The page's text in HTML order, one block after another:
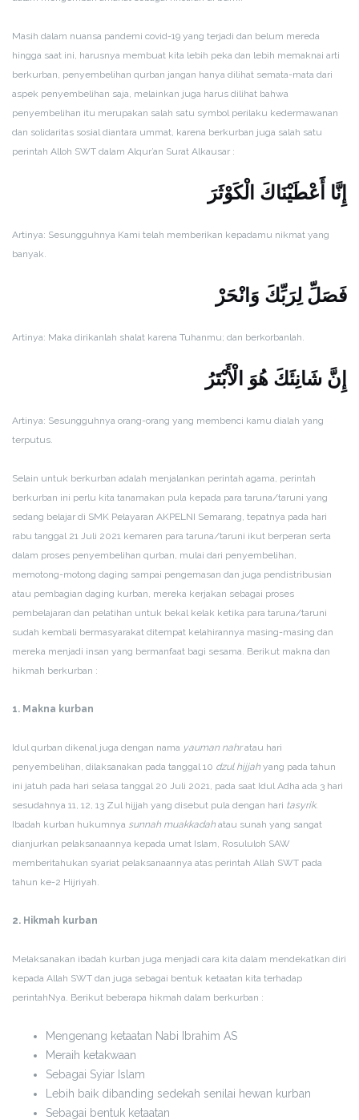
Masih dalam nuansa pandemi covid-19 yang terjadi dan belum mereda
hingga saat ini, harusnya membuat kita lebih peka dan lebih memaknai arti
berkurban, penyembelihan qurban jangan hanya dilihat semata-mata dari
aspek penyembelihan saja, melainkan juga harus dilihat bahwa
penyembelihan itu merupakan salah satu symbol perilaku kedermawanan
dan solidaritas sosial diantara ummat, karena berkurban juga salah satu
perintah Alloh SWT dalam Alqur’an Surat Alkausar :
إِنَّا أَعْطَيْنَاكَ الْكَوْثَرَ
Artinya: Sesungguhnya Kami telah memberikan kepadamu nikmat yang
banyak.
فَصَلِّ لِرَبِّكَ وَانْحَرْ
Artinya: Maka dirikanlah shalat karena Tuhanmu; dan berkorbanlah.
إِنَّ شَانِئَكَ هُوَ الْأَبْتَرُ
Artinya: Sesungguhnya orang-orang yang membenci kamu dialah yang
terputus.
Selain untuk berkurban adalah menjalankan perintah agama, perintah
berkurban ini perlu kita tanamakan pula kepada para taruna/taruni yang
sedang belajar di SMK Pelayaran AKPELNI Semarang, tepatnya pada hari
rabu tanggal 21 Juli 2021 kemaren para taruna/taruni ikut berperan serta
dalam proses penyembelihan qurban, mulai dari penyembelihan,
memotong-motong daging sampai pengemasan dan juga pendistribusian
atau pembagian daging kurban, mereka kerjakan sebagai proses
pembelajaran dan pelatihan untuk bekal kelak ketika para taruna/taruni
sudah kembali bermasyarakat ditempat kelahirannya masing-masing dan
mereka menjadi insan yang bermanfaat bagi sesama. Berikut makna dan
hikmah berkurban :
1. Makna kurban
Idul qurban dikenal juga dengan nama yauman nahratau hari
penyembelihan, dilaksanakan pada tanggal 10 dzul hijjah yang pada tahun
ini jatuh pada hari selasa tanggal 20 Juli 2021, pada saat Idul Adha ada 3 hari
sesudahnya 11, 12, 13 Zul hijjah yang disebut pula dengan hari tasyrik.
Ibadah kurban hukumnya sunnah muakkadah atau sunah yang sangat
dianjurkan pelaksanaannya kepada umat Islam, Rosululoh SAW
memberitahukan syariat pelaksanaannya atas perintah Allah SWT pada
tahun ke-2 Hijriyah.
2. Hikmah kurban
Melaksanakan ibadah kurban juga menjadi cara kita dalam mendekatkan diri
kepada Allah SWT dan juga sebagai bentuk ketaatan kita terhadap
perintahNya. Berikut beberapa hikmah dalam berkurban :
Mengenang ketaatan Nabi Ibrahim AS
Meraih ketakwaan
Sebagai Syiar Islam
Lebih baik dibanding sedekah senilai hewan kurban
Sebagai bentuk ketaatan